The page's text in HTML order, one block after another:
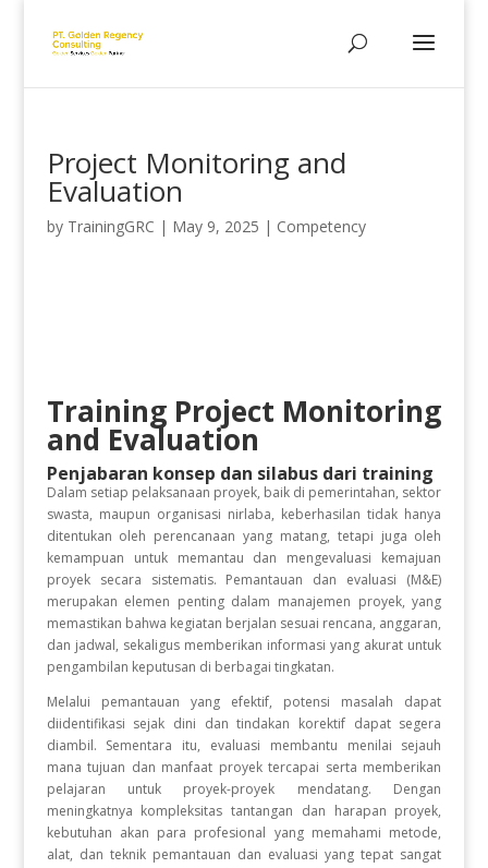
Project Monitoring and
Evaluation
by TrainingGRC | May 9, 2025 | Competency
Training Project Monitoring
and Evaluation
Penjabaran konsep dan silabus dari training
Dalam setiap pelaksanaan proyek, baik di pemerintahan, sektor
swasta, maupun organisasi nirlaba, keberhasilan tidak hanya
ditentukan oleh perencanaan yang matang, tetapi juga oleh
kemampuan untuk memantau dan mengevaluasi kemajuan
proyek secara sistematis. Pemantauan dan evaluasi (M&E)
merupakan elemen penting dalam manajemen proyek, yang
memastikan bahwa kegiatan berjalan sesuai rencana, anggaran,
dan jadwal, sekaligus memberikan informasi yang akurat untuk
pengambilan keputusan di berbagai tingkatan.
Melalui pemantauan yang efektif, potensi masalah dapat
diidentifikasi sejak dini dan tindakan korektif dapat segera
diambil. Sementara itu, evaluasi membantu menilai sejauh
mana tujuan dan manfaat proyek tercapai serta memberikan
pelajaran untuk proyek-proyek mendatang. Dengan
meningkatnya kompleksitas tantangan dan harapan proyek,
kebutuhan akan para profesional yang memahami metode,
alat, dan teknik pemantauan dan evaluasi yang tepat sangat